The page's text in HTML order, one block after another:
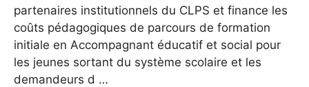
partenaires institutionnels du CLPS et finance les
coûts pédagogiques de parcours de formation
initiale en Accompagnant éducatif et social pour
les jeunes sortant du système scolaire et les
demandeurs d …